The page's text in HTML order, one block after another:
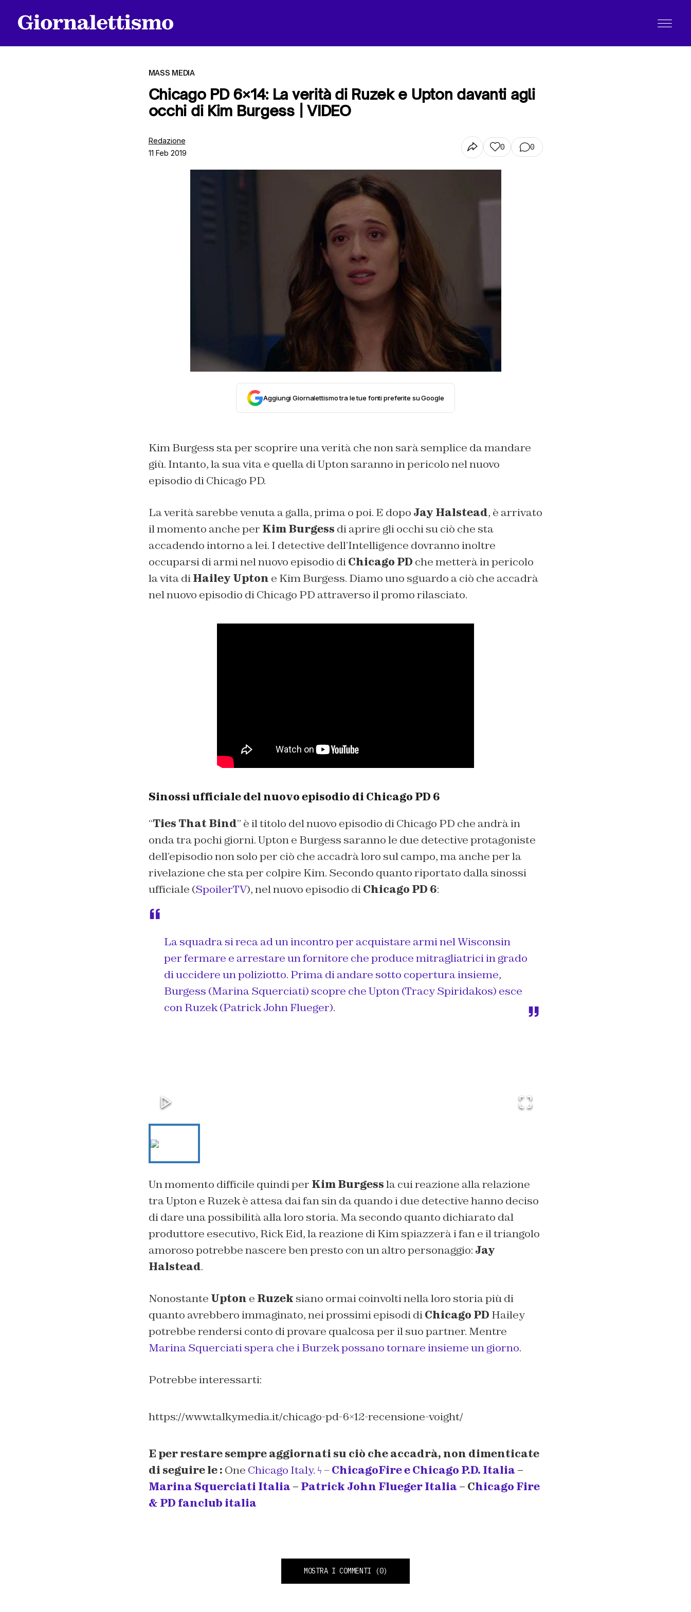
MASS MEDIA
Chicago PD 6×14: La verità di Ruzek e Upton davanti agli
occhi di Kim Burgess | VIDEO
Redazione
11 Feb 2019
0 0
Aggiungi Giornalettismo tra le tue fonti preferite su Google
Kim Burgess sta per scoprire una verità che non sarà semplice da mandare
giù. Intanto, la sua vita e quella di Upton saranno in pericolo nel nuovo
episodio di Chicago PD.
La verità sarebbe venuta a galla, prima o poi. E dopo Jay Halstead, è arrivato
il momento anche per Kim Burgess di aprire gli occhi su ciò che sta
accadendo intorno a lei. I detective dell’Intelligence dovranno inoltre
occuparsi di armi nel nuovo episodio diChicago PD che metterà in pericolo
la vita diHailey Upton e Kim Burgess. Diamo uno sguardo a ciò che accadrà
nel nuovo episodio di Chicago PD attraverso il promo rilasciato.
Sinossi ufficiale del nuovo episodio di Chicago PD 6
“Ties That Bind” è il titolo del nuovo episodio di Chicago PD che andrà in
onda tra pochi giorni. Upton e Burgess saranno le due detective protagoniste
dell’episodio non solo per ciò che accadrà loro sul campo, ma anche per la
rivelazione che sta per colpire Kim. Secondo quanto riportato dalla sinossi
ufficiale (SpoilerTV), nel nuovo episodio diChicago PD 6:
La squadra si reca ad un incontro per acquistare armi nel Wisconsin
per fermare e arrestare un fornitore che produce mitragliatrici in grado
di uccidere un poliziotto. Prima di andare sotto copertura insieme,
Burgess (Marina Squerciati) scopre che Upton (Tracy Spiridakos) esce
con Ruzek (Patrick John Flueger).
Un momento difficile quindi per Kim Burgessla cui reazione alla relazione
tra Upton e Ruzek è attesa dai fan sin da quando i due detective hanno deciso
di dare una possibilità alla loro storia. Ma secondo quanto dichiarato dal
produttore esecutivo, Rick Eid, la reazione di Kim spiazzerà i fan e il triangolo
amoroso potrebbe nascere ben presto con un altro personaggio: Jay
Halstead.
Nonostante Upton e Ruzek siano ormai coinvolti nella loro storia più di
quanto avrebbero immaginato, nei prossimi episodi diChicago PD Hailey
potrebbe rendersi conto di provare qualcosa per il suo partner. Mentre
Marina Squerciati spera che i Burzek possano tornare insieme un giorno.
Potrebbe interessarti:
https://www.talkymedia.it/chicago-pd-6×12-recensione-voight/
E per restare sempre aggiornati su ciò che accadrà, non dimenticate
di seguire le : One Chicago Italy. ϟ–ChicagoFire e Chicago P.D. Italia –
Marina Squerciati Italia – Patrick John Flueger Italia – Chicago Fire
& PD fanclub italia
MOSTRA I COMMENTI (0)